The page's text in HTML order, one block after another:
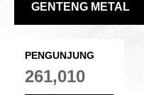
GENTENG METAL
PENGUNJUNG
261,010